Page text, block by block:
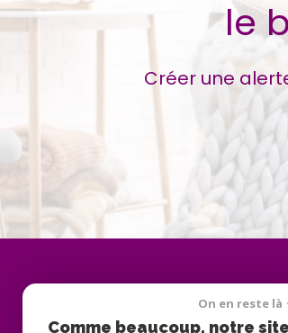
le
Créer une
On en reste là
Comme beaucoup, notre site